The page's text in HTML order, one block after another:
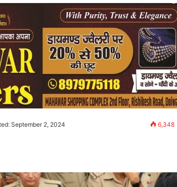
September 2, 2024 6,348